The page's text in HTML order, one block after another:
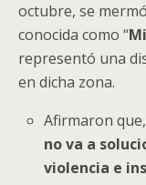
octubre, se
conocida como “
representó una
en dicha zona.
Afirmaron
no va a
violencia e